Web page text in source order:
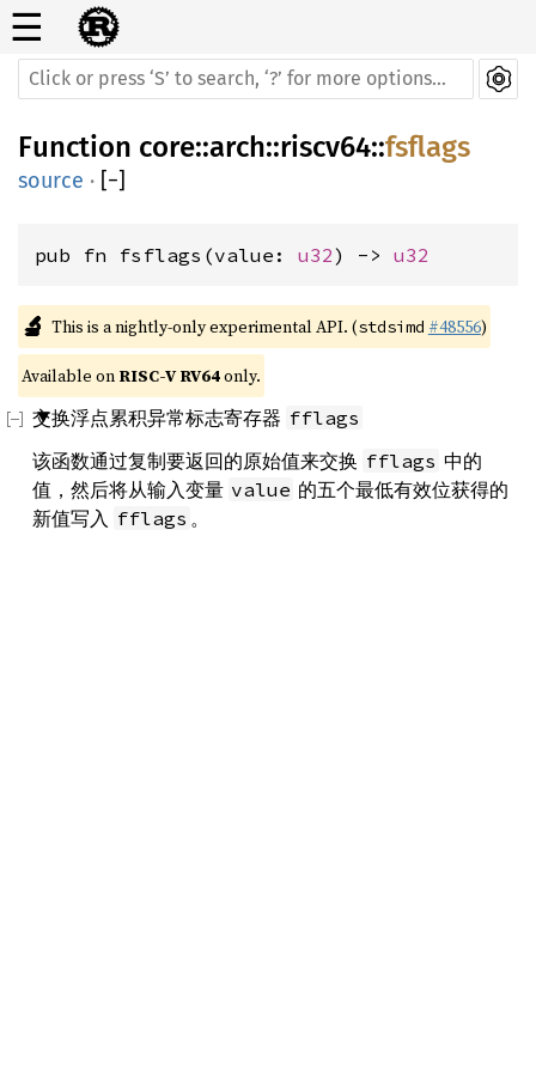
☰
Function core::arch::riscv64::fsflags
source · [−]
pub fn fsflags(value: u32) -> u32
🔬 This is a nightly-only experimental API. (stdsimd #48556)
Available on RISC-V RV64 only.
交换浮点累积异常标志寄存器 fflags
该函数通过复制要返回的原始值来交换 fflags 中的
值，然后将从输入变量 value 的五个最低有效位获得的
新值写入 fflags 。